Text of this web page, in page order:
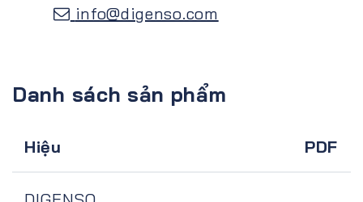
info@digenso.com
Danh sách sản phẩm
Hiệu PDF